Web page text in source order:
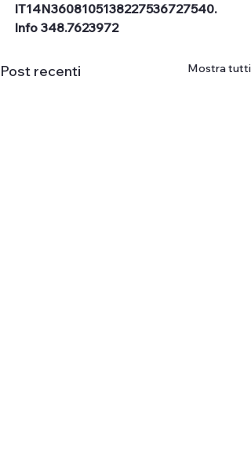
IT14N3608105138227536727540.
Info 348.7623972
Post recenti Mostra tutti